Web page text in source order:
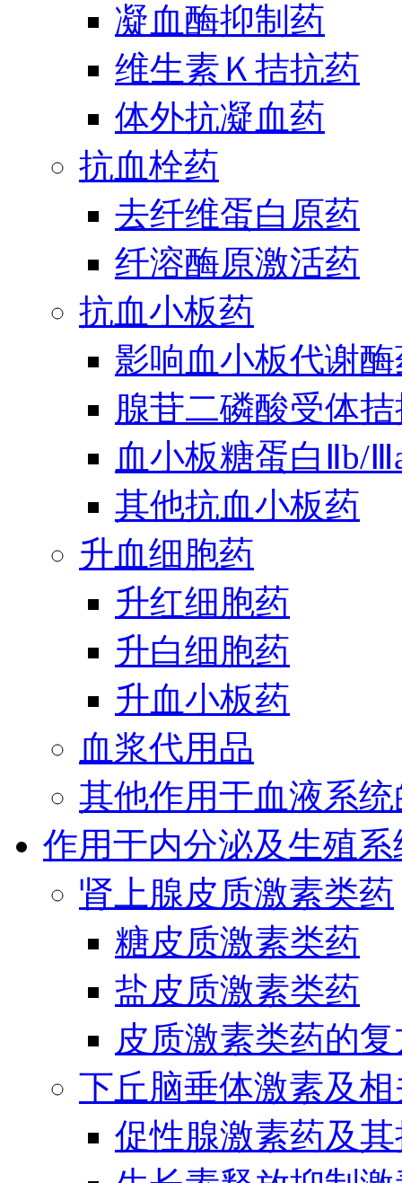
凝血酶抑制药
维生素Ｋ拮抗药
体外抗凝血药
抗血栓药
去纤维蛋白原药
纤溶酶原激活药
抗血小板药
影响血小板代谢
腺苷二磷酸受体
血小板糖蛋白Ⅱb/
其他抗血小板药
升血细胞药
升红细胞药
升白细胞药
升血小板药
血浆代用品
其他作用于血液系
作用于内分泌及生殖
肾上腺皮质激素类药
糖皮质激素类药
盐皮质激素类药
皮质激素类药的
下丘脑垂体激素及
促性腺激素药及